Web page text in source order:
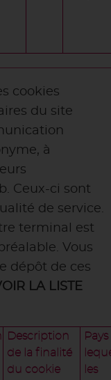
cookies
du site
à
Ceux-ci sont
de service.
terminal est
Vous
dépôt de ces
LA LISTE
Description
de la finalité
du cookie
les